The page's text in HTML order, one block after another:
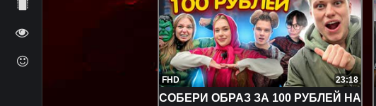
FHD 23:18
СОБЕРИ ОБРАЗ ЗА 100 РУБЛЕЙ НА